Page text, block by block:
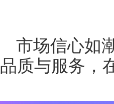
市场信心如
品质与服务，